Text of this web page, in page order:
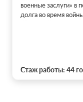
остеопороза. Это
военные заслуги» в
долга во время
Стаж работы: 44